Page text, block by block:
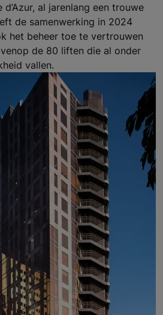
al jarenlang een trouwe
de samenwerking in 2024
het beheer toe te vertrouwen
de 80 liften die al onder
vallen.